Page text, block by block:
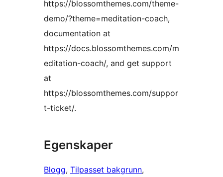
https://blossomthemes.com/theme-
demo/?theme=meditation-coach,
documentation at
https://docs.blossomthemes.com/m
editation-coach/, and get support
at
https://blossomthemes.com/suppor
t-ticket/.
Egenskaper
Blogg, Tilpasset bakgrunn